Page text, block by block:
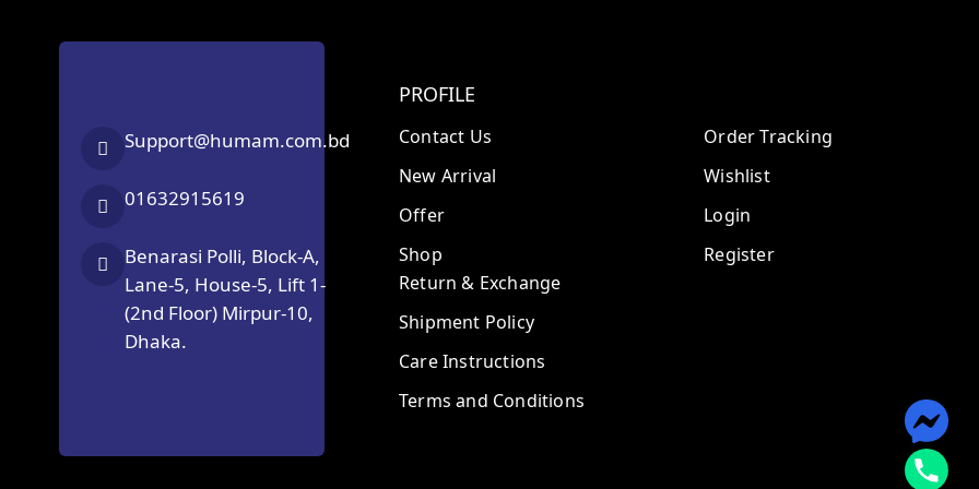
Support@humam.com.bd
01632915619
Benarasi Polli, Block-A,
Lane-5, House-5, Lift 1-
(2nd Floor) Mirpur-10,
Dhaka.
PROFILE
Contact Us
New Arrival
Offer
Shop
Return & Exchange
Shipment Policy
Care Instructions
Terms and Conditions
Order Tracking
Wishlist
Login
Register